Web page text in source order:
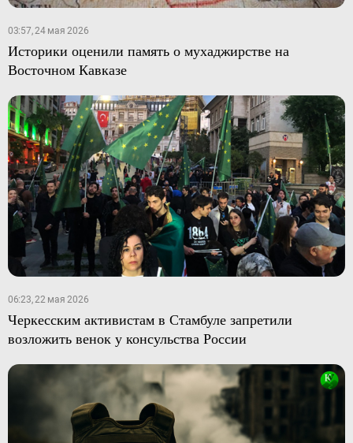
03:57, 24 мая 2026
Историки оценили память о мухаджирстве на
Восточном Кавказе
06:23, 22 мая 2026
Черкесским активистам в Стамбуле запретили
возложить венок у консульства России